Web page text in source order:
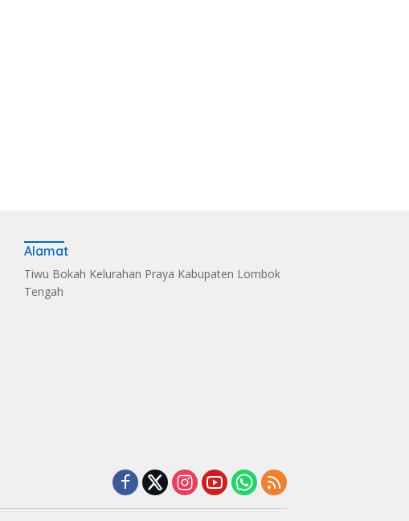
Alamat
Tiwu Bokah Kelurahan Praya Kabupaten Lombok
Tengah